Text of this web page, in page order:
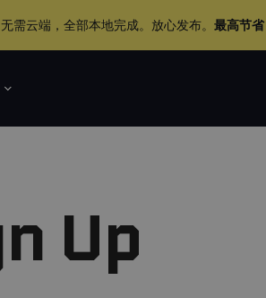
需云端，全部本地完成。放心发布。 最高节
Up